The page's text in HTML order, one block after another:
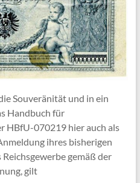
Souveränität und in ein
Handbuch für
HBfU-070219 hier auch als
ihres bisherigen
gemäß der
gilt